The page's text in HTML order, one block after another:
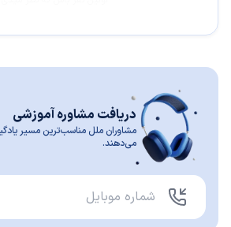
دریافت مشاوره آموزشی
مشاوران ملل مناسب‌ترین مسیر
می‌دهند.